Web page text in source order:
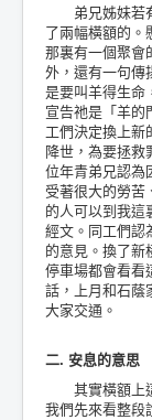
弟兄姊妹若有
了兩幅橫額的。
那裏有一個聚會
外，還有一句傳
是要叫羊得生命
宣告祂是「羊的
工們決定換上新
降世，為要拯救
位年青弟兄認為
受著很大的勞苦
的人可以到我這
經文。同工們認
的意見。換了新
停車場都會看看
話，上月和石蔭
大家交通。
二. 安息的意思
其實橫額上這
我們先來看整段